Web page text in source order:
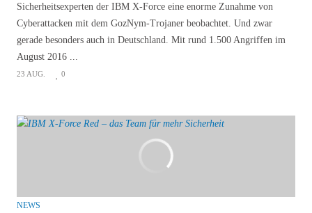
Sicherheitsexperten der IBM X-Force eine enorme Zunahme von
Cyberattacken mit dem GozNym-Trojaner beobachtet. Und zwar
gerade besonders auch in Deutschland. Mit rund 1.500 Angriffen im
August 2016 ...
23 AUG. 0
NEWS